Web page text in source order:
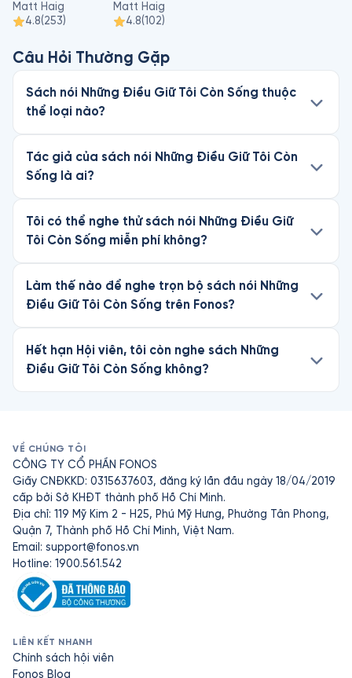
Matt Haig
4.8(253)
Matt Haig
4.8(102)
Câu Hỏi Thường Gặp
Sách nói Những Điều Giữ Tôi Còn Sống thuộc
thể loại nào?
Tác giả của sách nói Những Điều Giữ Tôi Còn
Sống là ai?
Tôi có thể nghe thử sách nói Những Điều Giữ
Tôi Còn Sống miễn phí không?
Làm thế nào để nghe trọn bộ sách nói Những
Điều Giữ Tôi Còn Sống trên Fonos?
Hết hạn Hội viên, tôi còn nghe sách Những
Điều Giữ Tôi Còn Sống không?
VỀ CHÚNG TÔI
CÔNG TY CỔ PHẦN FONOS
Giấy CNĐKKD: 0315637603, đăng ký lần đầu ngày 18/04/2019
cấp bởi Sở KHĐT thành phố Hồ Chí Minh.
Địa chỉ: 119 Mỹ Kim 2 - H25, Phú Mỹ Hưng, Phường Tân Phong,
Quận 7, Thành phố Hồ Chí Minh, Việt Nam.
Email: support@fonos.vn
Hotline: 1900.561.542
LIÊN KẾT NHANH
Chính sách hội viên
Fonos Blog